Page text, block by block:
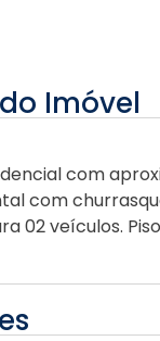
Imóvel
com
com
02 veículos.